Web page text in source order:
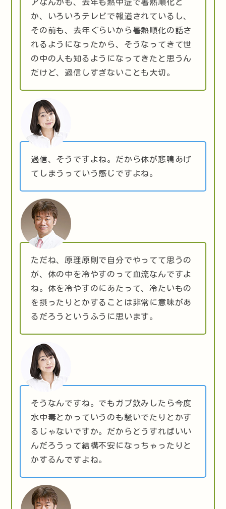
アなんかも、去年も熱中症で暑熱順化と
か、いろいろテレビで報道されているし、
その前も、去年ぐらいから暑熱順化の話さ
れるようになったから、そうなってきて世
の中の人も知るようになってきたと思うん
だけど、過信しすぎないことも大切。
過信、そうですよね。だから体が悲鳴あげ
てしまうっていう感じですよね。
ただね、原理原則で自分でやってて思うの
が、体の中を冷やすのって血流なんですよ
ね。体を冷やすのにあたって、冷たいもの
を摂ったりとかすることは非常に意味があ
るだろうというふうに思います。
そうなんですね。でもガブ飲みしたら今度
水中毒とかっていうのも騒いでたりとかす
るじゃないですか。だからどうすればいい
んだろうって結構不安になっちゃったりと
かするんですよね。